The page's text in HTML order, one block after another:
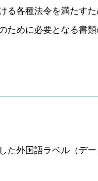
る各種法令を満たす
ために必要となる書類
た外国語ラベル（デ